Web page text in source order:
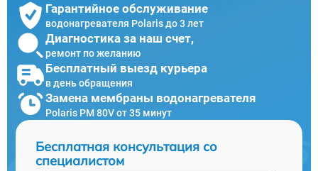
Гарантийное обслуживание
водонагревателя Polaris до 3 лет
Диагностика за наш счет,
ремонт по желанию
Бесплатный выезд курьера
в день обращения
Замена мембраны водонагревателя
Polaris PM 80V от 35 минут
Бесплатная консультация со
специалистом